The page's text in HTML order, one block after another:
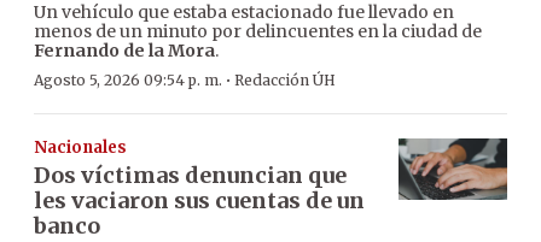
Un vehículo que estaba estacionado fue llevado en
menos de un minuto por delincuentes en la ciudad de
Fernando de la Mora.
Agosto 5, 2026 09:54 p. m. · Redacción ÚH
Nacionales
Dos víctimas denuncian que
les vaciaron sus cuentas de un
banco